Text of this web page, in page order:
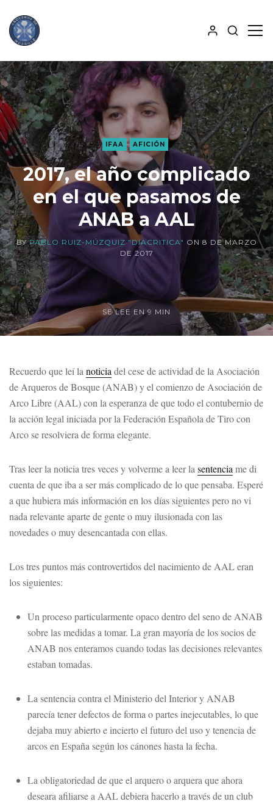
IFAA AFICIÓN
2017, el año complicado
en el que pasamos de
ANAB a AAL
BYPABLO RUIZ-MÚZQUIZ "DIACRITICA" ON 8 DE MARZO
DE 2017
SE LEE EN 9 MIN
Recuerdo que leí la noticia del cese de actividad de la Asociación
de Arqueros de Bosque (ANAB) y el comienzo de Asociación de
Arco Libre (AAL) con la esperanza de que todo el contubernio de
la acción legal iniciada por la Federación Española de Tiro con
Arco se resolviera de forma elegante.
Tras leer la noticia tres veces y volverme a leer la sentencia me di
cuenta de que iba a ser más complicado de lo que pensaba. Esperé
a que hubiera más información en los días siguientes pero no vi
nada relevante aparte de gente o muy ilusionada con las
novedades o muy desencantada con ellas.
Los tres puntos más controvertidos del nacimiento de AAL eran
los siguientes:
Un proceso particularmente opaco dentro del seno de ANAB
sobre las medidas a tomar. La gran mayoría de los socios de
ANAB nos enteramos cuando todas las decisiones relevantes
estaban tomadas.
La sentencia contra el Ministerio del Interior y ANAB
parecía tener defectos de forma o partes inejecutables, lo que
dejaba muy abierto e incierto el futuro del uso y tenencia de
arcos en España según los cánones hasta la fecha.
La obligatoriedad de que el arquero o arquera que ahora
deseara afiliarse a AAL debiera hacerlo a través de un club